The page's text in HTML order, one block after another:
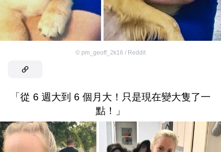
© pm_geoff_2k16 / Reddit
「從 6 週大到 6 個月大！只是現在變大隻了一
點！」